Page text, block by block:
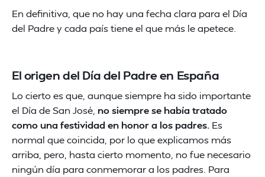
En definitiva, que no hay una fecha clara para el Día
del Padre y cada país tiene el que más le apetece.
El origen del Día del Padre en España
Lo cierto es que, aunque siempre ha sido importante
el Día de San José, no siempre se había tratado
como una festividad en honor a los padres. Es
normal que coincida, por lo que explicamos más
arriba, pero, hasta cierto momento, no fue necesario
ningún día para conmemorar a los padres. Para